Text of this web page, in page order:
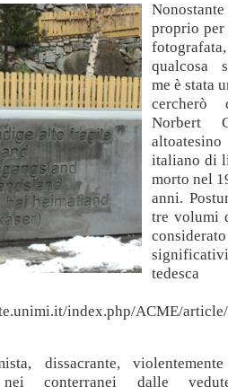
proprio per
qualcosa
me è stata
cercherò
Norbert
italiano di
morto nel
anni.
tre volumi
tedesca
index.php/ACME/
dissacrante,
conterranei dalle